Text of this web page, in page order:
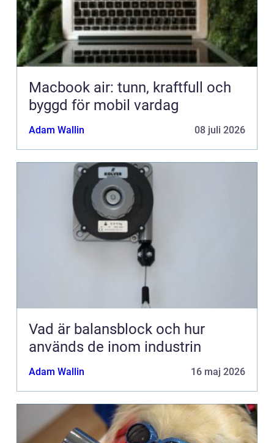
Macbook air: tunn, kraftfull och
byggd för mobil vardag
Adam Wallin 08 juli 2026
Vad är balansblock och hur
används de inom industrin
Adam Wallin 16 maj 2026